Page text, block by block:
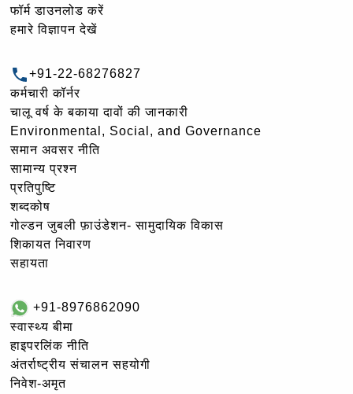
फॉर्म डाउनलोड करें
हमारे विज्ञापन देखें
+91-22-68276827
कर्मचारी कॉर्नर
चालू वर्ष के बकाया दावों की जानकारी
Environmental, Social, and Governance
समान अवसर नीति
सामान्य प्रश्न
प्रतिपुष्टि
शब्दकोष
गोल्‍डन जुबली फ़ाउंडेशन- सामुदायिक विकास
शिकायत निवारण
सहायता
+91-8976862090
स्वास्थ्य बीमा
हाइपरलिंक नीति
अंतर्राष्ट्रीय संचालन सहयोगी
निवेश-अमृत